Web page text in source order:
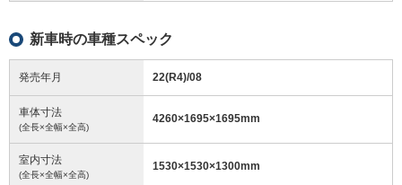
新車時の車種スペック
発売年月 22(R4)/08
車体寸法
(全長×全幅×全高)
4260×1695×1695mm
室内寸法
(全長×全幅×全高)
1530×1530×1300mm